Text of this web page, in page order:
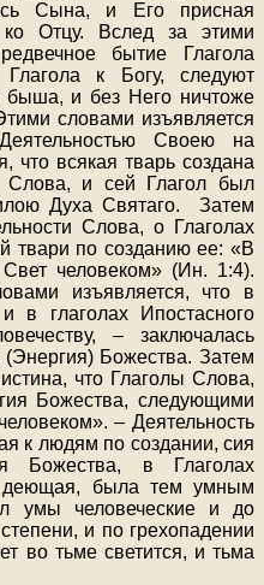
Сына, и Его присная
ко Отцу. Вслед за этими
бытие Глагола
к Богу, следуют
и без Него ничтоже
словами изъявляется
Своею на
что всякая тварь создана
и сей Глагол был
Духа Святаго. Затем
Слова, о Глаголах
твари по созданию ее: «В
человеком» (Ин. 1:4).
изъявляется, что в
в глаголах Ипостасного
– заключалась
(Энергия) Божества. Затем
что Глаголы Слова,
Божества, следующими
– Деятельность
к людям по создании, сия
Божества, в Глаголах
деющая, была тем умным
умы человеческие и до
и по грехопадении
во тьме светится, и тьма